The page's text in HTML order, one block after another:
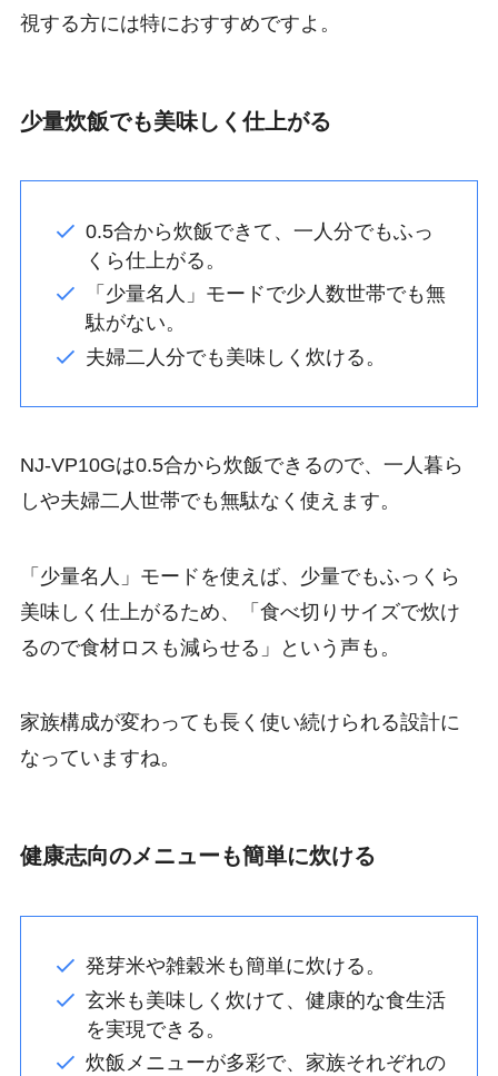
視する方には特におすすめですよ。
少量炊飯でも美味しく仕上がる
0.5合から炊飯できて、一人分でもふっ
くら仕上がる。
「少量名人」モードで少人数世帯でも無
駄がない。
夫婦二人分でも美味しく炊ける。
NJ-VP10Gは0.5合から炊飯できるので、一人暮ら
しや夫婦二人世帯でも無駄なく使えます。
「少量名人」モードを使えば、少量でもふっくら
美味しく仕上がるため、「食べ切りサイズで炊け
るので食材ロスも減らせる」という声も。
家族構成が変わっても長く使い続けられる設計に
なっていますね。
健康志向のメニューも簡単に炊ける
発芽米や雑穀米も簡単に炊ける。
玄米も美味しく炊けて、健康的な食生活
を実現できる。
炊飯メニューが多彩で、家族それぞれの